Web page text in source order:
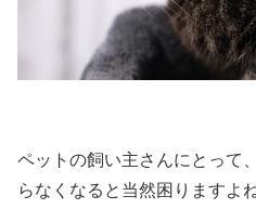
ペットの飼い主さんにとって
らなくなると当然困りますよね